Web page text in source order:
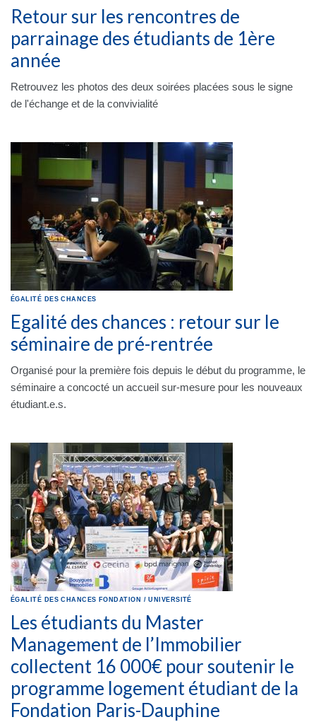
Retour sur les rencontres de
parrainage des étudiants de 1ère
année
Retrouvez les photos des deux soirées placées sous le signe
de l'échange et de la convivialité
ÉGALITÉ DES CHANCES
Egalité des chances : retour sur le
séminaire de pré-rentrée
Organisé pour la première fois depuis le début du programme, le
séminaire a concocté un accueil sur-mesure pour les nouveaux
étudiant.e.s.
ÉGALITÉ DES CHANCES FONDATION /UNIVERSITÉ
Les étudiants du Master
Management de l’Immobilier
collectent 16 000€ pour soutenir le
programme logement étudiant de la
Fondation Paris-Dauphine